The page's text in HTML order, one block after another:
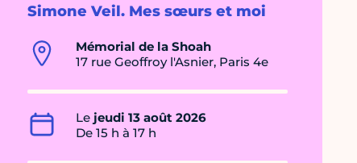
Simone Veil. Mes sœurs et moi
Mémorial de la Shoah
17 rue Geoffroy l'Asnier, Paris 4e
Le jeudi 13 août 2026
De 15 h à 17 h